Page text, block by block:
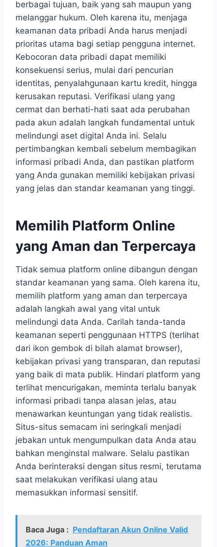
berbagai tujuan, baik yang sah maupun yang
melanggar hukum. Oleh karena itu, menjaga
keamanan data pribadi Anda harus menjadi
prioritas utama bagi setiap pengguna internet.
Kebocoran data pribadi dapat memiliki
konsekuensi serius, mulai dari pencurian
identitas, penyalahgunaan kartu kredit, hingga
kerusakan reputasi. Verifikasi ulang yang
cermat dan berhati-hati saat ada perubahan
pada akun adalah langkah fundamental untuk
melindungi aset digital Anda ini. Selalu
pertimbangkan kembali sebelum membagikan
informasi pribadi Anda, dan pastikan platform
yang Anda gunakan memiliki kebijakan privasi
yang jelas dan standar keamanan yang tinggi.
Memilih Platform Online
yang Aman dan Terpercaya
Tidak semua platform online dibangun dengan
standar keamanan yang sama. Oleh karena itu,
memilih platform yang aman dan terpercaya
adalah langkah awal yang vital untuk
melindungi data Anda. Carilah tanda-tanda
keamanan seperti penggunaan HTTPS (terlihat
dari ikon gembok di bilah alamat browser),
kebijakan privasi yang transparan, dan reputasi
yang baik di mata publik. Hindari platform yang
terlihat mencurigakan, meminta terlalu banyak
informasi pribadi tanpa alasan jelas, atau
menawarkan keuntungan yang tidak realistis.
Situs-situs semacam ini seringkali menjadi
jebakan untuk mengumpulkan data Anda atau
bahkan menginstal malware. Selalu pastikan
Anda berinteraksi dengan situs resmi, terutama
saat melakukan verifikasi ulang atau
memasukkan informasi sensitif.
Baca Juga : Pendaftaran Akun Online Valid
2026: Panduan Aman